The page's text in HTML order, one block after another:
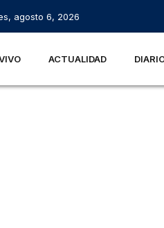
agosto 6, 2026
ACTUALIDAD